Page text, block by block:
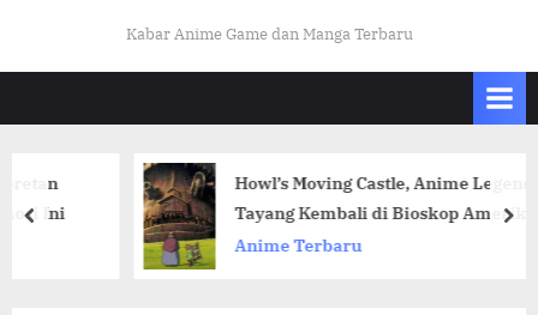
K
A
Kabar Anime Game dan Manga Terbaru
Howl’s Moving Castle, Anime Legendaris
Tayang Kembali di Bioskop Amerika Utara
Anime Terbaru
prev